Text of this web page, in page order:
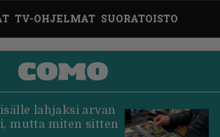
TV-OHJELMAT SUORATOISTO
lahjaksi arvan
mutta miten sitten